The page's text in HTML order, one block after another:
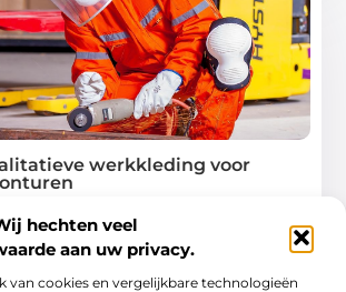
hechten veel
aan uw privacy.
van cookies en vergelijkbare technologieën
werkkleding voor
outdoorliefhebber bent, weet je hoe
is om